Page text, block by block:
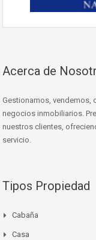
Acerca de
Gestionamos, vendemos,
negocios inmobiliarios.
nuestros clientes,
servicio.
Tipos Propiedad
Cabaña
Casa